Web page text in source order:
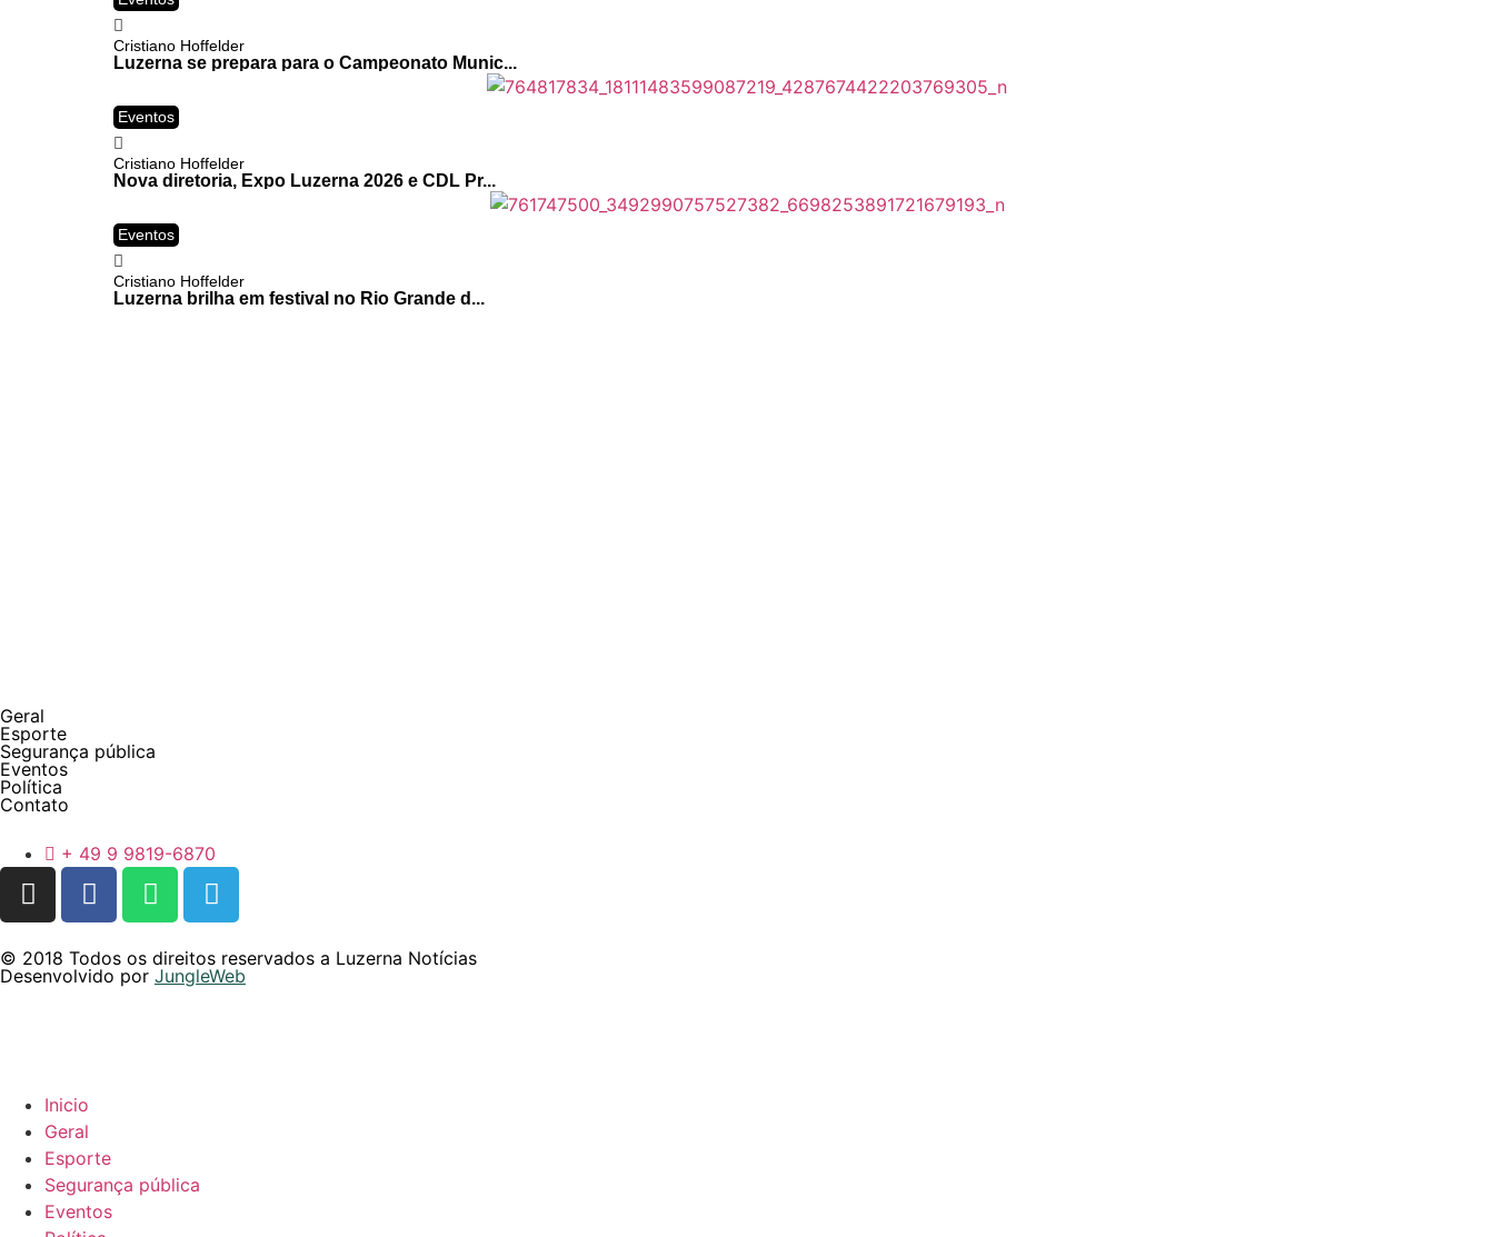
Cristiano Hoffelder
Luzerna se prepara para o Campeonato Munic...
Eventos
Cristiano Hoffelder
Nova diretoria, Expo Luzerna 2026 e CDL Pr...
Eventos
Cristiano Hoffelder
Luzerna brilha em festival no Rio Grande d...
Geral
Esporte
Segurança pública
Eventos
Política
Contato
+ 49 9 9819-6870
© 2018 Todos os direitos reservados a Luzerna Notícias
Desenvolvido por JungleWeb
Inicio
Geral
Esporte
Segurança pública
Eventos